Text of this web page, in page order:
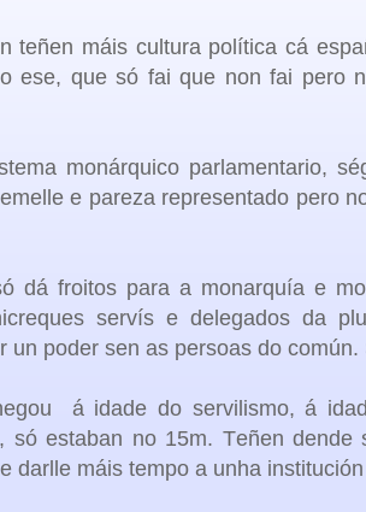
teñen máis cultura política cá
ese, que só fai que non fai pero
monárquico parlamentario,
e pareza representado pero
dá froitos para a monarquía e
servís e delegados da
poder sen as persoas do
á idade do servilismo, á
estaban no 15m. Teñen dende
darlle máis tempo a unha